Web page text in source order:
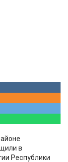
в
Республики